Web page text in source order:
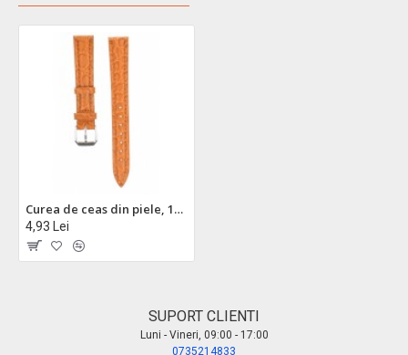
Curea de ceas din piele, 16 mm x 14 cm, crocodil, maro
4,93 Lei
SUPORT CLIENTI
Luni - Vineri, 09:00 - 17:00
0735214833